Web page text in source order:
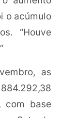
o acúmulo
“Houve
as
com base